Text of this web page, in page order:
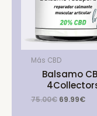
Más CBD
Balsamo
75.00€ Original
69.99€